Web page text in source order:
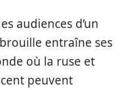
audiences d’un
entraîne ses
où la ruse et
peuvent